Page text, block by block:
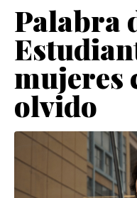
Palabra
mujeres
olvido